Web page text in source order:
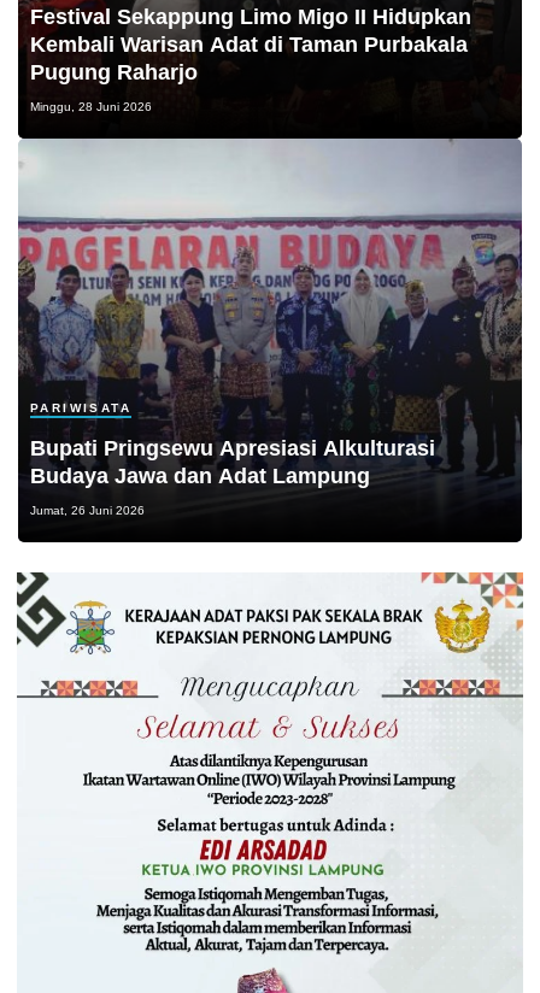
Festival Sekappung Limo Migo II Hidupkan
Kembali Warisan Adat di Taman Purbakala
Pugung Raharjo
Minggu, 28 Juni 2026
PARIWISATA
Bupati Pringsewu Apresiasi Alkulturasi
Budaya Jawa dan Adat Lampung
Jumat, 26 Juni 2026